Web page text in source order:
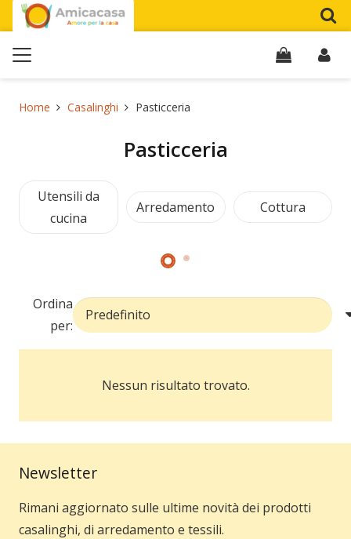
Home Casalinghi Pasticceria
Pasticceria
Utensili da
cucina
Arredamento Cottura
Ordina
per:
Nessun risultato trovato.
Newsletter
Rimani aggiornato sulle ultime novità dei prodotti
casalinghi, di arredamento e tessili.